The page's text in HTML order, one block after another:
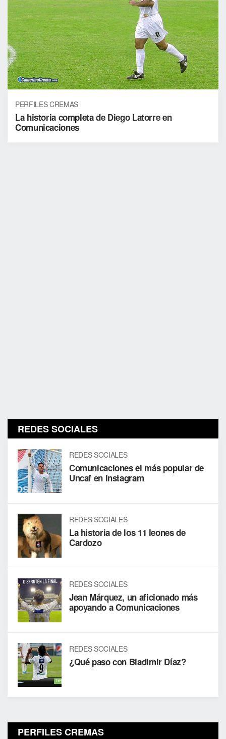
PERFILES CREMAS
La historia completa de Diego Latorre en
Comunicaciones
REDES SOCIALES
REDES SOCIALES
Comunicaciones el más popular de
Uncaf en Instagram
REDES SOCIALES
La historia de los 11 leones de
Cardozo
REDES SOCIALES
Jean Márquez, un aficionado más
apoyando a Comunicaciones
REDES SOCIALES
¿Qué paso con Bladimir Díaz?
PERFILES CREMAS